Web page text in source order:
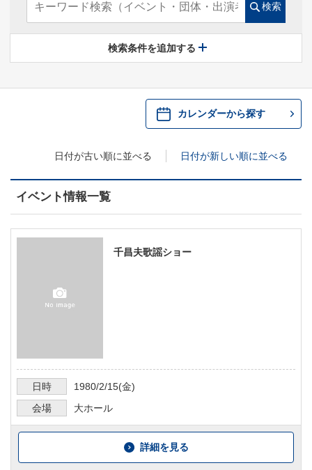
検索
検索条件を追加する
カレンダーから探す
日付が古い順に並べる 日付が新しい順に並べる
イベント情報一覧
千昌夫歌謡ショー
日時 1980/2/15(金)
会場
大ホール
詳細を見る